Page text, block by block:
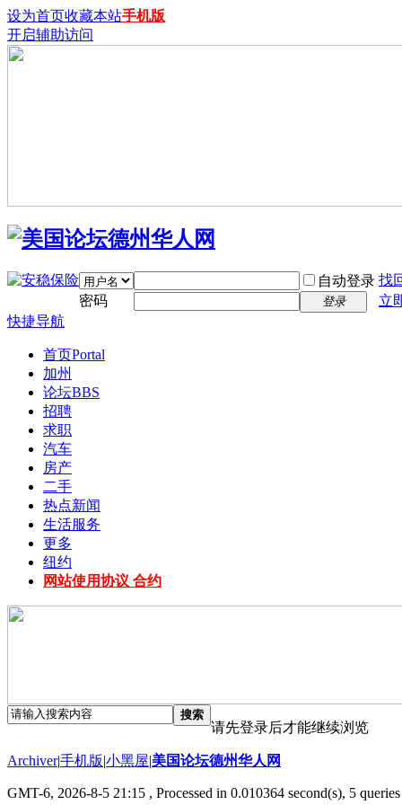
设为首页收藏本站手机版
开启辅助访问
自动登录 找
密码
登录
立
快捷导航
首页Portal
加州
论坛BBS
招聘
求职
汽车
房产
二手
热点新闻
生活服务
更多
纽约
网站使用协议 合约
搜索
请先登录后才能继续浏览
Archiver|手机版|小黑屋|美国论坛德州华人网
GMT-6, 2026-8-5 21:15 , Processed in 0.010364 second(s), 5